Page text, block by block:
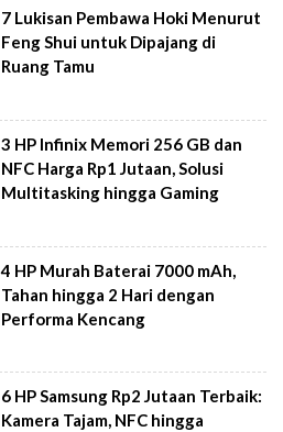
7 Lukisan Pembawa Hoki Menurut
Feng Shui untuk Dipajang di
Ruang Tamu
3 HP Infinix Memori 256 GB dan
NFC Harga Rp1 Jutaan, Solusi
Multitasking hingga Gaming
4 HP Murah Baterai 7000 mAh,
Tahan hingga 2 Hari dengan
Performa Kencang
6 HP Samsung Rp2 Jutaan Terbaik:
Kamera Tajam, NFC hingga